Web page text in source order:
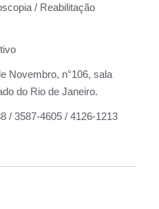
/ Reabilitação
Novembro, n°106, sala
do Rio de Janeiro.
/ 3587-4605 / 4126-1213